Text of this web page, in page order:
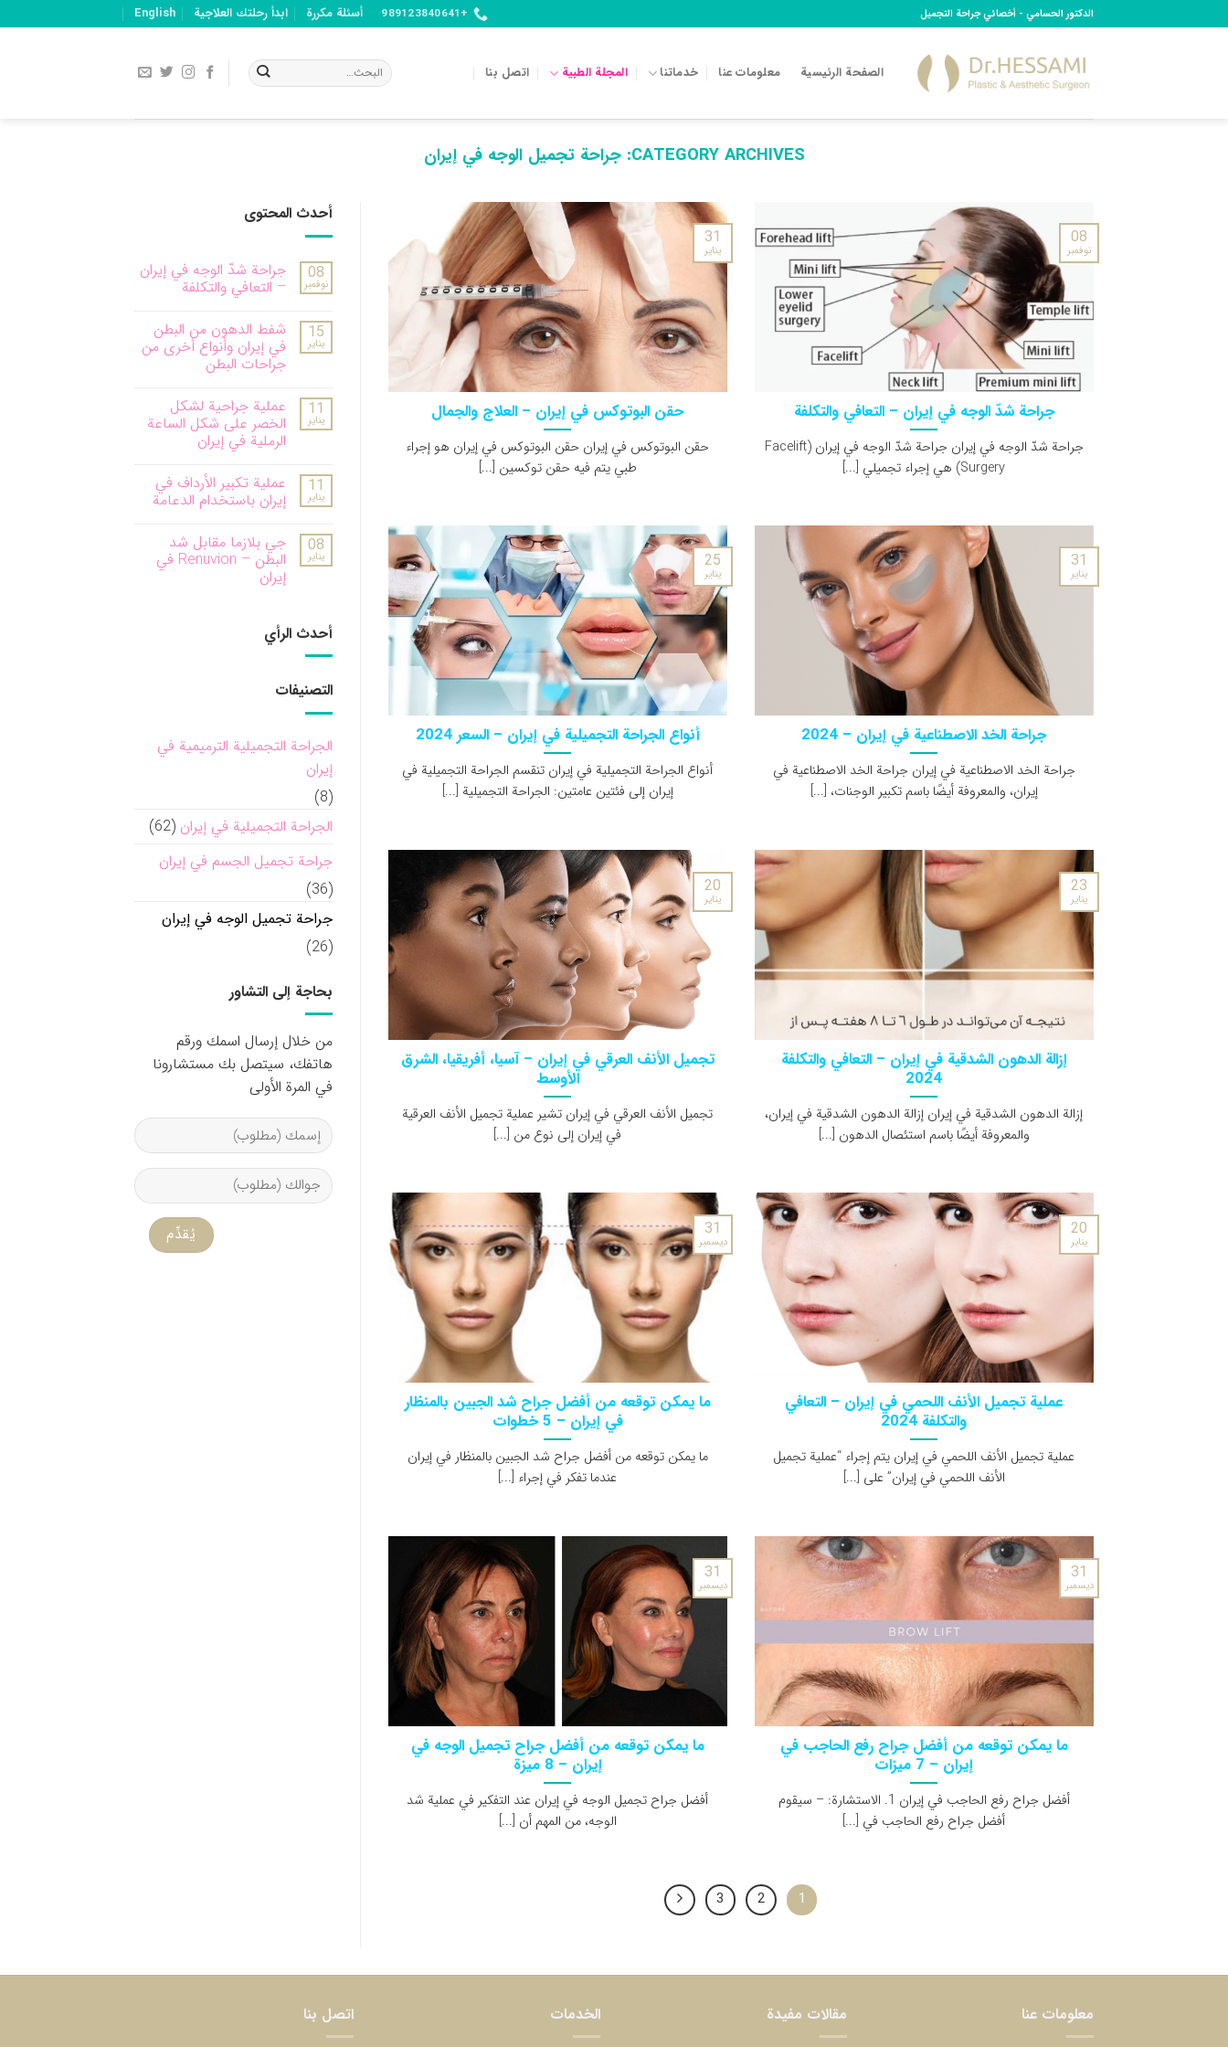
to
الدكتور الحسامي - أخصائي جراحة التجميل +989123840641 أسئلة مكررة ابدأ رحلتك العلاجية English
الصفحة الرئيسية معلومات عنا خدماتنا المجلة الطبية اتصل بنا
CATEGORY ARCHIVES: جراحة تجميل الوجه في إيران
جراحة شدّ الوجه في إيران – التعافي والتكلفة
جراحة شدّ الوجه في إيران جراحة شدّ الوجه في إيران (Facelift
Surgery) هي إجراء تجميلي [...]
08
نوفمبر
حقن البوتوكس في إيران – العلاج والجمال
حقن البوتوكس في إيران حقن البوتوكس في إيران هو إجراء
طبي يتم فيه حقن توكسين [...]
31
يناير
جراحة الخد الاصطناعية في إيران – 2024
جراحة الخد الاصطناعية في إيران جراحة الخد الاصطناعية في
إيران، والمعروفة أيضًا باسم تكبير الوجنات، [...]
31
يناير
أنواع الجراحة التجميلية في إيران – السعر 2024
أنواع الجراحة التجميلية في إيران تنقسم الجراحة التجميلية في
إيران إلى فئتين عامتين: الجراحة التجميلية [...]
25
يناير
إزالة الدهون الشدقية في إيران – التعافي والتكلفة
2024
إزالة الدهون الشدقية في إيران إزالة الدهون الشدقية في إيران،
والمعروفة أيضًا باسم استئصال الدهون [...]
23
يناير
تجميل الأنف العرقي في إيران – آسيا، أفريقيا، الشرق
الأوسط
تجميل الأنف العرقي في إيران تشير عملية تجميل الأنف العرقية
في إيران إلى نوع من [...]
20
يناير
عملية تجميل الأنف اللحمي في إيران – التعافي
والتكلفة 2024
عملية تجميل الأنف اللحمي في إيران يتم إجراء “عملية تجميل
الأنف اللحمي في إيران” على [...]
20
يناير
ما يمكن توقعه من أفضل جراح شد الجبين بالمنظار
في إيران – 5 خطوات
ما يمكن توقعه من أفضل جراح شد الجبين بالمنظار في إيران
عندما تفكر في إجراء [...]
31
ديسمبر
ما يمكن توقعه من أفضل جراح رفع الحاجب في
إيران – 7 ميزات
أفضل جراح رفع الحاجب في إيران 1. الاستشارة: – سيقوم
أفضل جراح رفع الحاجب في [...]
31
ديسمبر
ما يمكن توقعه من أفضل جراح تجميل الوجه في
إيران – 8 ميزة
أفضل جراح تجميل الوجه في إيران عند التفكير في عملية شد
الوجه، من المهم أن [...]
31
ديسمبر
1
2
3
أحدث المحتوى
08
نوفمبر
جراحة شدّ الوجه في إيران
– التعافي والتكلفة
15
يناير
شفط الدهون من البطن
في إيران وأنواع أخرى من
جراحات البطن
11
يناير
عملية جراحية لشكل
الخصر على شكل الساعة
الرملية في إيران
11
يناير
عملية تكبير الأرداف في
إيران باستخدام الدعامة
08
يناير
جي بلازما مقابل شد
البطن – Renuvion في
إيران
أحدث الرأي
التصنيفات
الجراحة التجميلية الترميمية في
إيران
(8)
الجراحة التجميلية في إيران (62)
جراحة تجميل الجسم في إيران
(36)
جراحة تجميل الوجه في إيران
(26)
بحاجة إلى التشاور
من خلال إرسال اسمك ورقم
هاتفك، سيتصل بك مستشارونا
في المرة الأولى
معلومات عنا مقالات مفيدة الخدمات اتصل بنا